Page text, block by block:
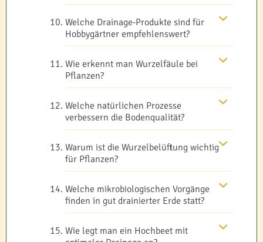
Welche Drainage-Produkte sind für
Hobbygärtner empfehlenswert?
Wie erkennt man Wurzelfäule bei
Pflanzen?
Welche natürlichen Prozesse
verbessern die Bodenqualität?
Warum ist die Wurzelbelüftung wichtig
für Pflanzen?
Welche mikrobiologischen Vorgänge
finden in gut drainierter Erde statt?
Wie legt man ein Hochbeet mit